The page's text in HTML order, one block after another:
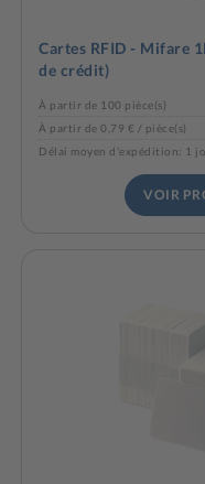
Cartes RFID - Mifare
de crédit)
À partir de 100 pièce(s)
À partir de 0,79 € / pièce(s)
Délai moyen d'expédition: 1
VOIR